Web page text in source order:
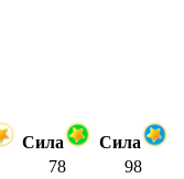
Сила
Сила
78
98